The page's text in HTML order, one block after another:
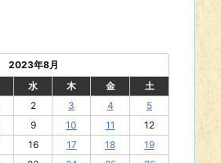
2023年8月
水 木 金
土
2 3 4
5
9 10 11
12
16 17 18
19